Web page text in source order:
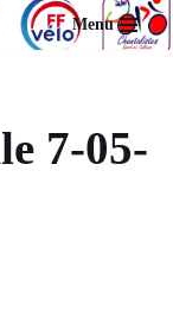
Menu
7-05-